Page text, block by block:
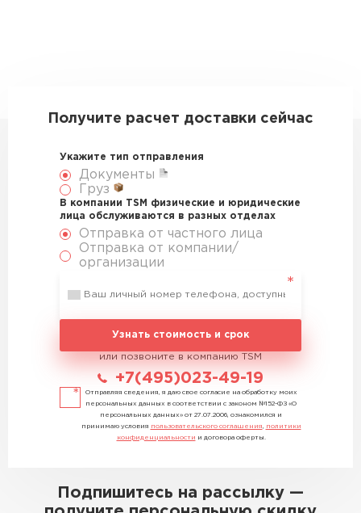
Получите расчет доставки сейчас
Укажите тип отправления
Документы
Груз
В компании TSM физические и юридические
лица обслуживаются в разных отделах
Отправка от частного лица
Отправка от компании/
организации
Узнать стоимость и срок
или позвоните в компанию TSM
+7(495)023-49-19
Отправляя сведения, я даю свое согласие на обработку моих
персональных данных в соответствии с законом №152-ФЗ «О
персональных данных» от 27.07.2006, ознакомился и
принимаю условия пользовательского соглашения
политики
конфиденциальности и договора оферты.
Подпишитесь на рассылку —